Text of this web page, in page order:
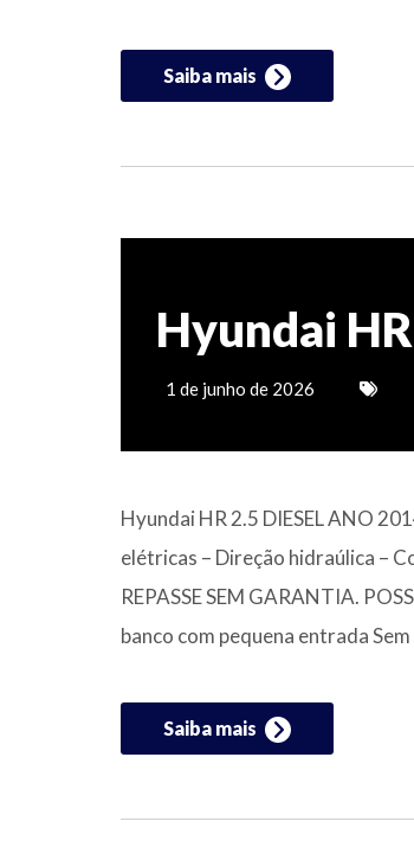
Saiba mais
Hyundai
1 de junho de 2026
Hyundai HR 2.5 DIESEL ANO
elétricas – Direção hidraúlica –
REPASSE SEM GARANTIA.
banco com pequena entrada
Saiba mais